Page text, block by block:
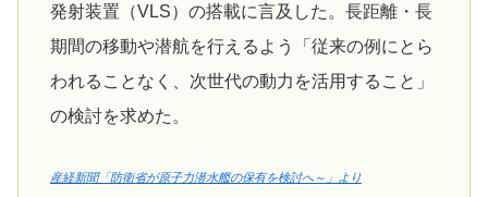
発射装置（VLS）の搭載に言及した。長距離・長
期間の移動や潜航を行えるよう「従来の例にとら
われることなく、次世代の動力を活用すること」
の検討を求めた。
産経新聞「防衛省が原子力潜水艦の保有を検討へ～」より